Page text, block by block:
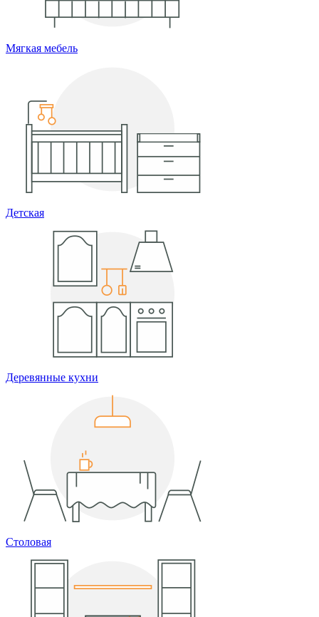
Мягкая мебель
Детская
Деревянные кухни
Столовая